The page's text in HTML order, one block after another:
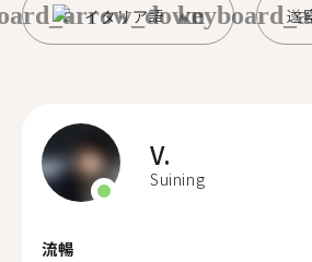
イタリア語 遂
V.
Suining
流暢